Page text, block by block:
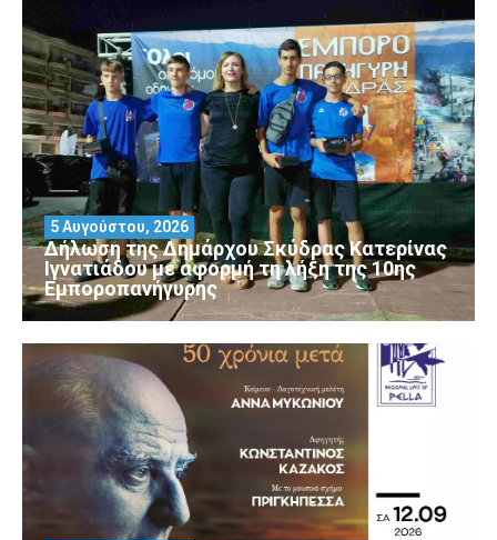
Δήλωση της Δημάρχου Σκύδρας Κατερίνας
Ιγνατιάδου με αφορμή τη λήξη της 10ης
Εμποροπανήγυρης
5 Αυγούστου, 2026